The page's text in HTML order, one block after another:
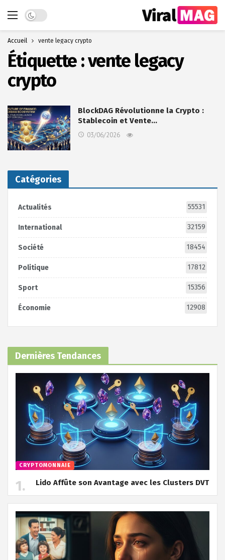
Dark mode
Accueil vente legacy crypto
Étiquette :vente legacy
crypto
BlockDAG Révolutionne la Crypto :
Stablecoin et Vente…
03/06/2026
Catégories
Actualités 55531
International 32159
Société 18454
Politique 17812
Sport 15356
Économie 12908
Dernières Tendances
CRYPTOMONNAIE
Lido Affûte son Avantage avec les Clusters DVT